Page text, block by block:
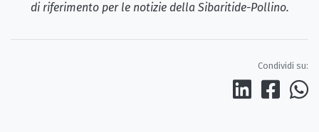
di riferimento per le notizie della Sibaritide-Pollino.
Condividi su: